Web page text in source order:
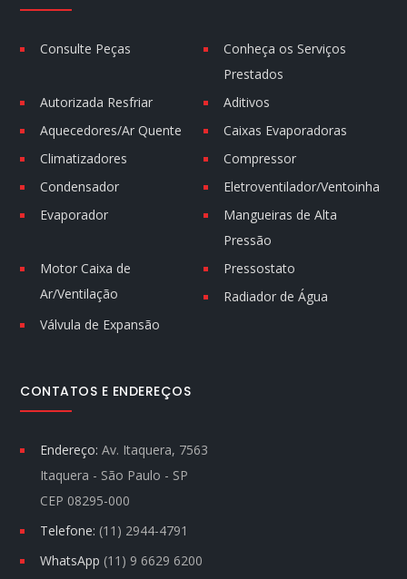
Consulte Peças
Conheça os Serviços
Prestados
Autorizada Resfriar
Aditivos
Aquecedores/Ar Quente
Caixas Evaporadoras
Climatizadores
Compressor
Condensador
Eletroventilador/Ventoinha
Evaporador
Mangueiras de Alta
Pressão
Motor Caixa de
Ar/Ventilação
Pressostato
Radiador de Água
Válvula de Expansão
CONTATOS E ENDEREÇOS
Endereço: Av. Itaquera, 7563
Itaquera - São Paulo - SP
CEP 08295-000
Telefone: (11) 2944-4791
WhatsApp (11) 9 6629 6200